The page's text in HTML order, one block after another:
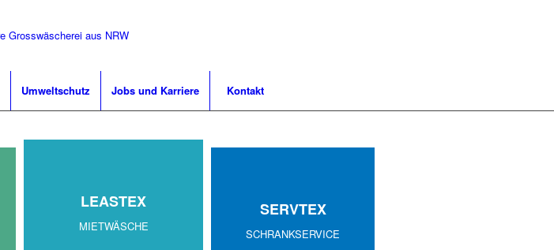
Umweltschutz Jobs und Karriere Kontakt
LEASTEX
MIETWÄSCHE
SERVTEX
SCHRANKSERVICE